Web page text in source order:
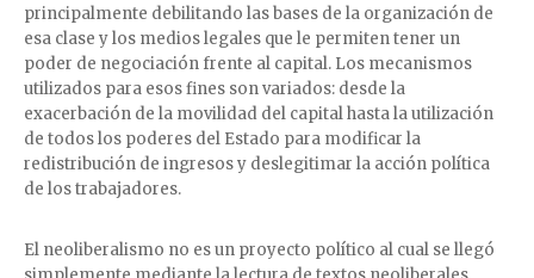
principalmente debilitando las bases de la organización de
esa clase y los medios legales que le permiten tener un
poder de negociación frente al capital. Los mecanismos
utilizados para esos fines son variados: desde la
exacerbación de la movilidad del capital hasta la utilización
de todos los poderes del Estado para modificar la
redistribución de ingresos y deslegitimar la acción política
de los trabajadores.
El neoliberalismo no es un proyecto político al cual se llegó